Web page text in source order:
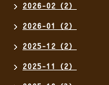
2026-02（2）
2026-01（2）
2025-12（2）
2025-11（2）